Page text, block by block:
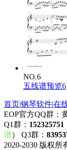
NO.6
五线谱预览6
首页|钢琴软件|在
EOP官方QQ群：
Q1群： 152325751
谱） Q3群：
2020-2030 版权所